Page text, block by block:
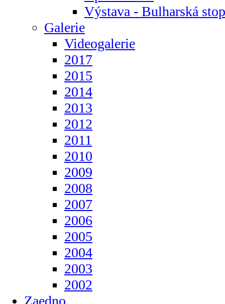
Výstava - Bulharská
Galerie
Videogalerie
2017
2015
2014
2013
2012
2011
2010
2009
2008
2007
2006
2005
2004
2003
2002